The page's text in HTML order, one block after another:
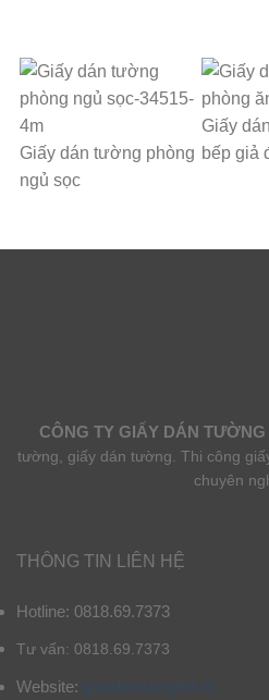
Giấy dán tường phòng
ngủ sọc
Giấy
bếp giả
CÔNG TY GIẤY DÁN TƯỜNG
tường, giấy dán tường. Thi công
chuyên
THÔNG TIN LIÊN HỆ
Hotline: 0818.69.7373
Tư vấn: 0818.69.7373
Website: giaydantuonghd.vn